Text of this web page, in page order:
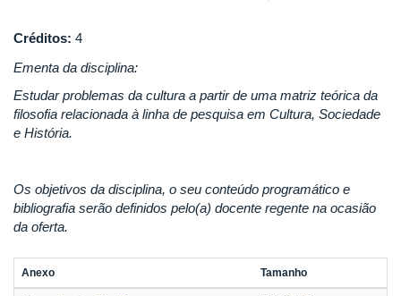
Créditos: 4
Ementa da disciplina:
Estudar problemas da cultura a partir de uma matriz teórica da
filosofia relacionada à linha de pesquisa em Cultura, Sociedade
e História.
Os objetivos da disciplina, o seu conteúdo programático e
bibliografia serão definidos pelo(a) docente regente na ocasião
da oferta.
Anexo Tamanho